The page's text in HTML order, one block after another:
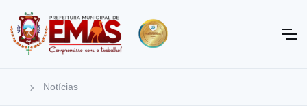
Notícias